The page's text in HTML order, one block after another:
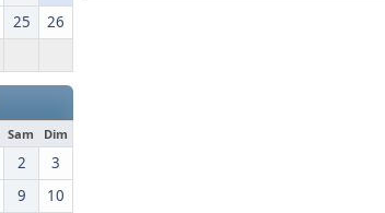
25
26
Sam Dim
2
3
9
10